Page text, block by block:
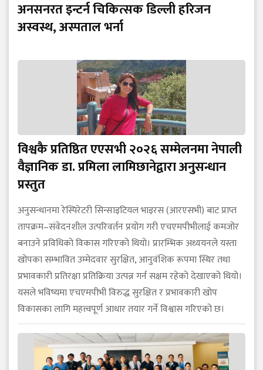
अनसनरत इन्टर्न चिकित्सक डिल्ली हरिजन
अस्वस्थ, अस्पताल भर्ना
विश्वकै प्रतिष्ठित एएसभी २०२६ सम्मेलनमा नेपाली
वैज्ञानिक डा. प्रमिला लामिछानेद्वारा अनुसन्धान
प्रस्तुत
अनुसन्धानमा रेस्पिरेटरी सिन्साइटियल भाइरस (आरएसभी) बाट प्राप्त
तापक्रम–संवेदनशील उत्परिवर्तन प्रयोग गरी एचएमपीभीलाई कमजोर
बनाउने प्रविधिको विकास गरिएको थियो। प्रारम्भिक अध्ययनले यस्ता
खोपका सम्भावित उम्मेदवार सुरक्षित, आनुवंशिक रूपमा स्थिर तथा
प्रभावकारी प्रतिरक्षा प्रतिक्रिया उत्पन्न गर्न सक्षम रहेको देखाएको थियो।
यसले भविष्यमा एचएमपीभी विरुद्ध सुरक्षित र प्रभावकारी खोप
विकासका लागि महत्त्वपूर्ण आधार तयार गर्ने विश्वास गरिएको छ।